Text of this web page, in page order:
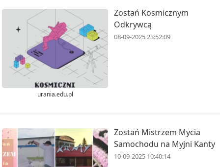
urania.edu.pl
Zostań Kosmicznym
Odkrywcą
08-09-2025 23:52:09
Zostań Mistrzem Mycia
Samochodu na Myjni Kanty
10-09-2025 10:40:14